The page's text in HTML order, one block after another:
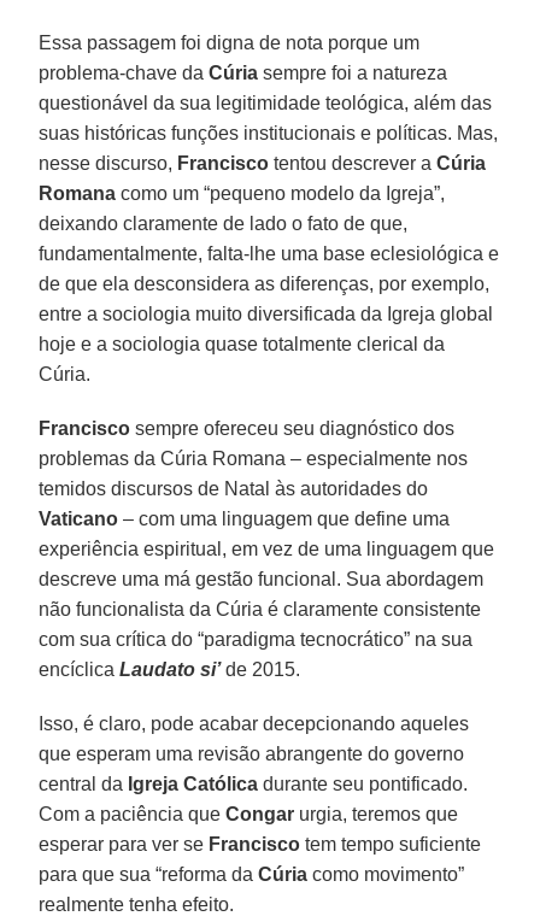
Essa passagem foi digna de nota porque um
problema-chave daCúria sempre foi a natureza
questionável da sua legitimidade teológica, além das
suas históricas funções institucionais e políticas. Mas,
nesse discurso, Francisco tentou descrever aCúria
Romana como um “pequeno modelo da Igreja”,
deixando claramente de lado o fato de que,
fundamentalmente, falta-lhe uma base eclesiológica e
de que ela desconsidera as diferenças, por exemplo,
entre a sociologia muito diversificada da Igreja global
hoje e a sociologia quase totalmente clerical da
Cúria.
Francisco sempre ofereceu seu diagnóstico dos
problemas da Cúria Romana – especialmente nos
temidos discursos de Natal às autoridades do
Vaticano – com uma linguagem que define uma
experiência espiritual, em vez de uma linguagem que
descreve uma má gestão funcional. Sua abordagem
não funcionalista da Cúria é claramente consistente
com sua crítica do “paradigma tecnocrático” na sua
encíclicaLaudato si’ de 2015.
Isso, é claro, pode acabar decepcionando aqueles
que esperam uma revisão abrangente do governo
central da Igreja Católica durante seu pontificado.
Com a paciência queCongar urgia, teremos que
esperar para ver se Francisco tem tempo suficiente
para que sua “reforma daCúria como movimento”
realmente tenha efeito.